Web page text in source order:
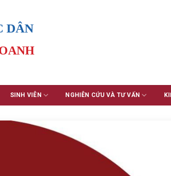
DÂN
SINH VIÊN NGHIÊN CỨU VÀ TƯ VẤN